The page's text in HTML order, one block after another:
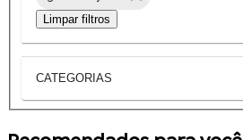
Limpar filtros
CATEGORIAS